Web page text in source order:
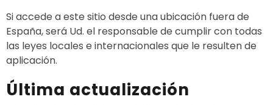
Si accede a este sitio desde una ubicación fuera de
España, será Ud. el responsable de cumplir con todas
las leyes locales e internacionales que le resulten de
aplicación.
Última actualización